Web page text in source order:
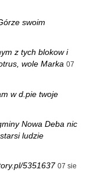
swoim
z tych blokow i
wole Marka 07
w d.pie twoje
Nowa Deba nic
ludzie
5351637 07 sie